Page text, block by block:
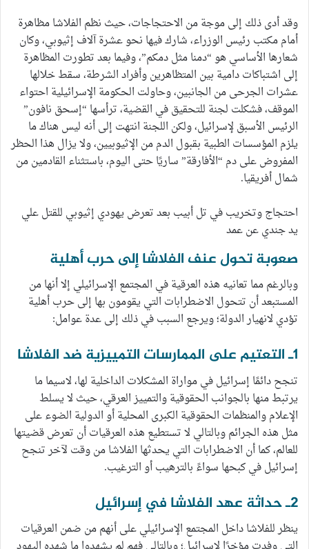
وقد أدى ذلك إلى موجة من الاحتجاجات، حيث نظم الفلاشا مظاهرة
أمام مكتب رئيس الوزراء، شارك فيها نحو عشرة آلاف إثيوبي، وكان
شعارها الأساسي هو “دمنا مثل دمكم”، وفيما بعد تطورت المظاهرة
إلى اشتباكات دامية بين المتظاهرين وأفراد الشرطة، سقط خلالها
عشرات الجرحى من الجانبين، وحاولت الحكومة الإسرائيلية احتواء
الموقف، فشكلت لجنة للتحقيق في القضية، ترأسها “إسحق نافون”
الرئيس الأسبق لإسرائيل، ولكن اللجنة انتهت إلى أنه ليس هناك ما
يلزم المؤسسات الطبية بقبول الدم من الإثيوبيين، ولا يزال هذا الحظر
المفروض على دم “الأفارقة” ساريًا حتى اليوم، باستثناء القادمين من
شمال أفريقيا.
احتجاج وتخريب في تل أبيب بعد تعرض يهودي إثيوبي للقتل علي
يد جندي عن عمد
صعوبة تحول عنف الفلاشا إلى حرب أهلية
وبالرغم مما تعانيه هذه العرقية في المجتمع الإسرائيلي إلا أنها من
المستبعد أن تتحول الاضطرابات التي يقومون بها إلى حرب أهلية
تؤدي لانهيار الدولة؛ ويرجع السبب في ذلك إلى عدة عوامل:
1ـ التعتيم على الممارسات التمييزية ضد الفلاشا
تنجح دائمًا إسرائيل في مواراة المشكلات الداخلية لها، لاسيما ما
يرتبط منها بالجوانب الحقوقية والتمييز العرقي، حيث لا يسلط
الإعلام والمنظمات الحقوقية الكبرى المحلية أو الدولية الضوء على
مثل هذه الجرائم وبالتالي لا تستطيع هذه العرقيات أن تعرض قضيتها
للعالم، كما أن الاضطرابات التي يحدثها الفلاشا من وقت لآخر تنجح
إسرائيل في كبحها سواءً بالترهيب أو الترغيب.
2ـ حداثة عهد الفلاشا في إسرائيل
ينظر للفلاشا داخل المجتمع الإسرائيلي على أنهم من ضمن العرقيات